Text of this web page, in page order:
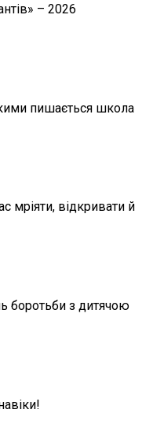
– 2026
пишається школа
мріяти, відкривати й
боротьби з дитячою